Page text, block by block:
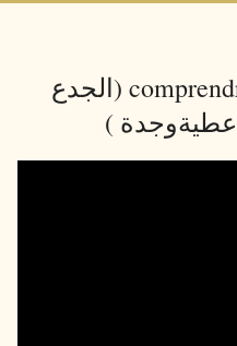
comprendre comment tracer l'hyperbole (الجدع
)